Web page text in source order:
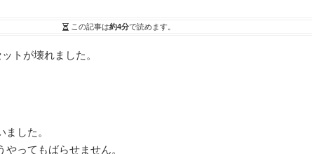
この記事は約4分で読めます。
トが壊れました。
した。
ってもばらせません。